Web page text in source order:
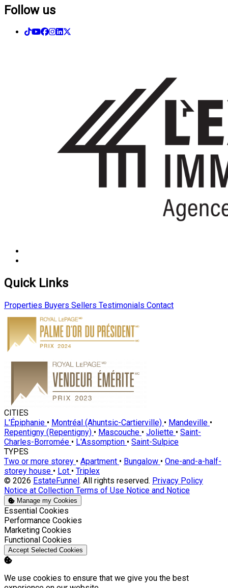
Follow us
Quick Links
Properties Buyers Sellers Testimonials Contact
CITIES
L'Épiphanie • Montréal (Ahuntsic-Cartierville) • Mandeville •
Repentigny (Repentigny) • Mascouche • Joliette • Saint-
Charles-Borromée • L'Assomption • Saint-Sulpice
TYPES
Two or more storey • Apartment • Bungalow • One-and-a-half-
storey house • Lot • Triplex
© 2026 EstateFunnel . All rights reserved. Privacy Policy
Notice at Collection Terms of Use Notice and Notice
Manage my Cookies
Enable
Essential Cookies
Enable
Performance Cookies
Enable
Marketing Cookies
Enable
Functional Cookies
Accept Selected Cookies
We use cookies to ensure that we give you the best